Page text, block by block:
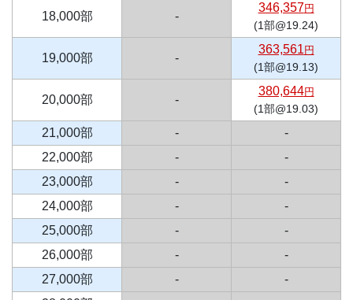
18,000部 -
346,357円
(1部@19.24)
19,000部 -
363,561円
(1部@19.13)
20,000部 -
380,644円
(1部@19.03)
21,000部 -
-
22,000部
-
-
23,000部
-
-
24,000部
-
-
25,000部
-
-
26,000部
-
-
27,000部
-
-